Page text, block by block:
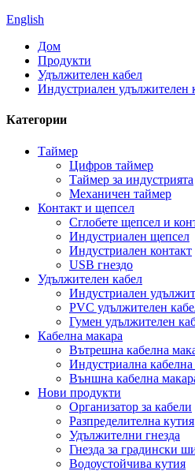
English
Дом
Продукти
Удължителен кабел
Индустриален удължителен
Категории
Таймер
Цифров таймер
Таймер за индустрията
Механичен таймер
Контакт и щепсел
Сглобете щепсел и
Индустриален щепсел
Индустриален контакт
USB гнездо
Удължителен кабел
Индустриален
PVC удължителен
Гумен удължителен
Кабелна макара
Вътрешна кабелна
Индустриална кабелна
Външна кабелна
Нови продукти
Организатор за кабели
Разпределителна кутия
Удължителни гнезда
Гнезда за градински
Водоустойчива кутия